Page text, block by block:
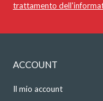
trattamento
ACCOUNT
Il mio account